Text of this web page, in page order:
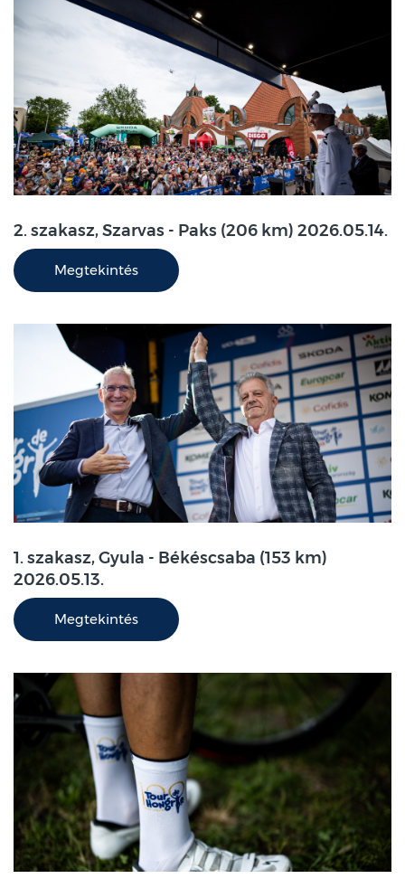
2. szakasz, Szarvas - Paks (206 km) 2026.05.14.
Megtekintés
1. szakasz, Gyula - Békéscsaba (153 km)
2026.05.13.
Megtekintés